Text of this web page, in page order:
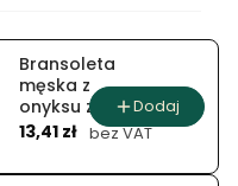
Bransoleta
męska z
onyksu z
hematytowym
Cena
13,41 zł bez VAT
Dodaj